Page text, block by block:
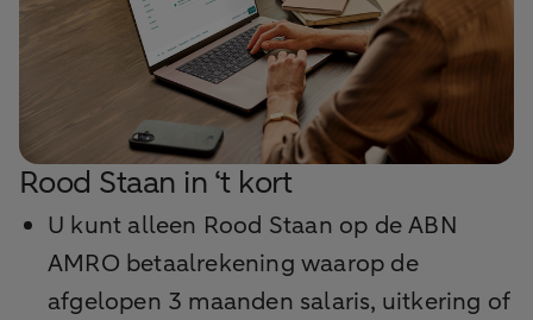
Rood Staan in ‘t kort
U kunt alleen Rood Staan op de ABN
AMRO betaalrekening waarop de
afgelopen 3 maanden salaris, uitkering of